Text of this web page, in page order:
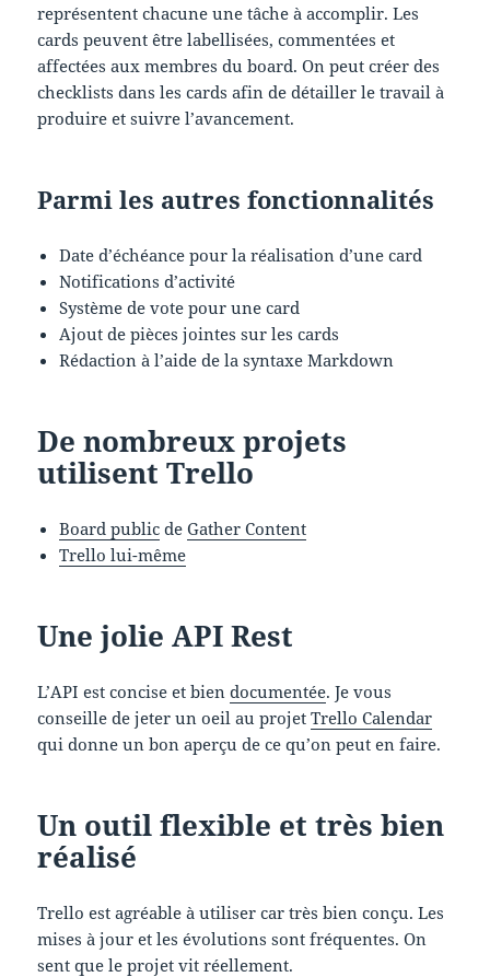
représentent chacune une tâche à accomplir. Les
cards peuvent être labellisées, commentées et
affectées aux membres du board. On peut créer des
checklists dans les cards afin de détailler le travail à
produire et suivre l’avancement.
Parmi les autres fonctionnalités
Date d’échéance pour la réalisation d’une card
Notifications d’activité
Système de vote pour une card
Ajout de pièces jointes sur les cards
Rédaction à l’aide de la syntaxe Markdown
De nombreux projets
utilisent Trello
Board public deGather Content
Trello lui-même
Une jolie API Rest
L’API est concise et biendocumentée. Je vous
conseille de jeter un oeil au projetTrello Calendar
qui donne un bon aperçu de ce qu’on peut en faire.
Un outil flexible et très bien
réalisé
Trello est agréable à utiliser car très bien conçu. Les
mises à jour et les évolutions sont fréquentes. On
sent que le projet vit réellement.